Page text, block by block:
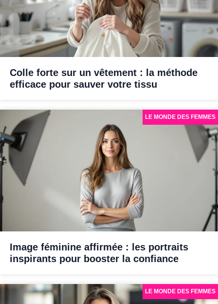
Colle forte sur un vêtement : la méthode
efficace pour sauver votre tissu
Image féminine affirmée : les portraits
inspirants pour booster la confiance
LE MONDE DES FEMMES
LE MONDE DES FEMMES